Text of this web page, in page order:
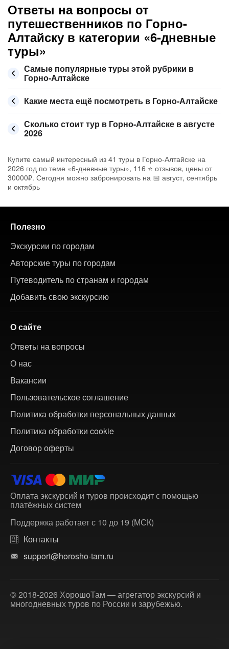
Ответы на вопросы от
путешественников по Горно-
Алтайску в категории «6-дневные
туры»
Самые популярные туры этой рубрики в
Горно-Алтайске
Какие места ещё посмотреть в Горно-Алтайске
Сколько стоит тур в Горно-Алтайске в августе
2026
Купите самый интересный из 41 туры в Горно-Алтайске на
2026 год по теме «6-дневные туры», 116 ⭐ отзывов, цены от
30000₽. Сегодня можно забронировать на 📅 август, сентябрь
и октябрь
Полезно
Экскурсии по городам
Авторские туры по городам
Путеводитель по странам и городам
Добавить свою экскурсию
О сайте
Ответы на вопросы
О нас
Вакансии
Пользовательское соглашение
Политика обработки персональных данных
Политика обработки cookie
Договор оферты
Оплата экскурсий и туров происходит с помощью
платёжных систем
Поддержка работает с 10 до 19 (МСК)
Контакты
support@horosho-tam.ru
© 2018-2026 ХорошоТам — агрегатор экскурсий и
многодневных туров по России и зарубежью.